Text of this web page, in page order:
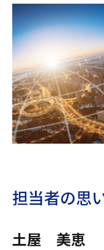
担当者の思
土屋 美恵